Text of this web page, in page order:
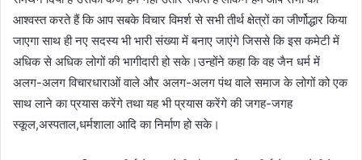
आश्वस्त करते हैं कि आप सबके विचार विमर्श से सभी तीर्थ क्षेत्रों का जीर्णोद्धार किया
जाएगा साथ ही नए सदस्य भी भारी संख्या में बनाए जाएंगे जिससे कि इस कमेटी में
अधिक से अधिक लोगों की भागीदारी हो सके।उन्होंने कहा कि वह जैन धर्म में
अलग-अलग विचारधाराओं वाले और अलग-अलग पंथ वाले समाज के लोगों को एक
साथ लाने का प्रयास करेंगे तथा यह भी प्रयास करेंगे की जगह-जगह
स्कूल,अस्पताल,धर्मशाला आदि का निर्माण हो सके।